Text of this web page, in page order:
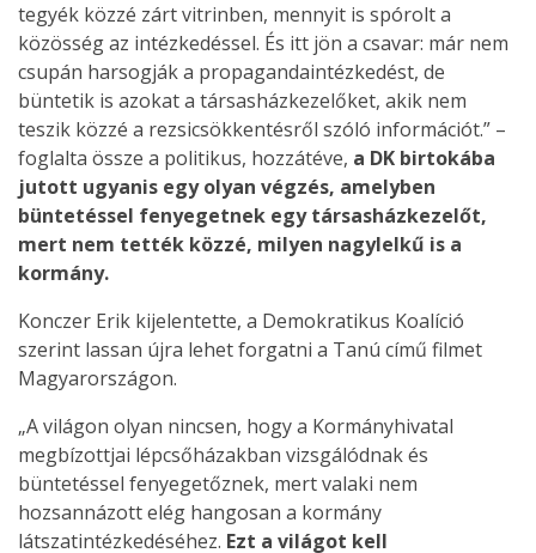
tegyék közzé zárt vitrinben, mennyit is spórolt a
közösség az intézkedéssel. És itt jön a csavar: már nem
csupán harsogják a propagandaintézkedést, de
büntetik is azokat a társasházkezelőket, akik nem
teszik közzé a rezsicsökkentésről szóló információt.” –
foglalta össze a politikus, hozzátéve, a DK birtokába
jutott ugyanis egy olyan végzés, amelyben
büntetéssel fenyegetnek egy társasházkezelőt,
mert nem tették közzé, milyen nagylelkű is a
kormány.
Konczer Erik kijelentette, a Demokratikus Koalíció
szerint lassan újra lehet forgatni a Tanú című filmet
Magyarországon.
„A világon olyan nincsen, hogy a Kormányhivatal
megbízottjai lépcsőházakban vizsgálódnak és
büntetéssel fenyegetőznek, mert valaki nem
hozsannázott elég hangosan a kormány
látszatintézkedéséhez. Ezt a világot kell